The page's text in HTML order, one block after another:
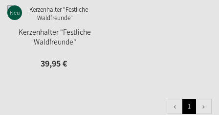
Kerzenhalter "Festliche
Waldfreunde"
Neu
39,95€
1